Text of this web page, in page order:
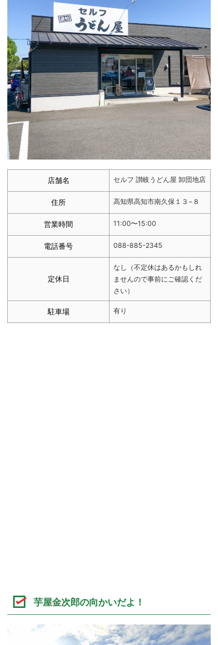
店舗名 セルフ 讃岐うどん屋 卸団地店
住所 高知県高知市南久保１３−８
営業時間 11:00〜15:00
電話番号 088-885-2345
定休日
なし（不定休はあるかもしれ
ませんので事前にご確認くだ
さい）
駐車場 有り
芋屋金次郎の向かいだよ！